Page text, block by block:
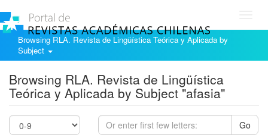
Browsing RLA. Revista de Lingüística Teórica y Aplicada by
Subject
Browsing RLA. Revista de Lingüística
Teórica y Aplicada by Subject "afasia"
Go